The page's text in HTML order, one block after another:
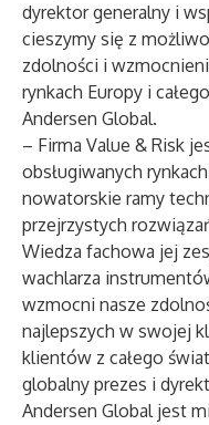
dyrektor generalny i
cieszymy się z
zdolności i
rynkach Europy i
Andersen Global.
– Firma Value & Risk
obsługiwanych
nowatorskie ramy
przejrzystych
Wiedza fachowa jej
wachlarza
wzmocni nasze
najlepszych w swojej
klientów z całego
globalny prezes i
Andersen Globaljest